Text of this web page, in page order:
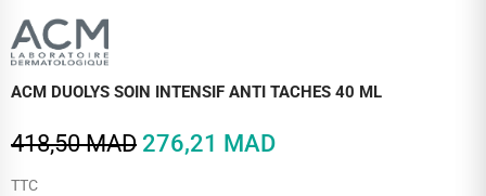
ACM DUOLYS SOIN INTENSIF ANTI TACHES 40 ML
418,50 MAD 276,21 MAD
TTC